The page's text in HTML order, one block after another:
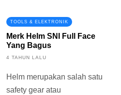
TOOLS & ELEKTRONIK
Merk Helm SNI Full Face
Yang Bagus
4 TAHUN LALU
Helm merupakan salah satu
safety gear atau